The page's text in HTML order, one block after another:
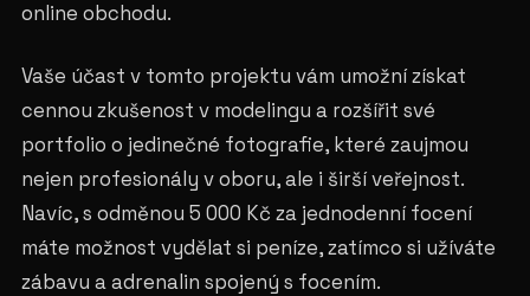
online obchodu.
Vaše účast v tomto projektu vám umožní získat
cennou zkušenost v modelingu a rozšířit své
portfolio o jedinečné fotografie, které zaujmou
nejen profesionály v oboru, ale i širší veřejnost.
Navíc, s odměnou 5 000 Kč za jednodenní focení
máte možnost vydělat si peníze, zatímco si užíváte
zábavu a adrenalin spojený s focením.